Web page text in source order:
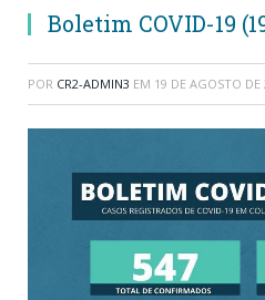
Boletim COVID-19
POR CR2-ADMIN3 EM 19 DE AGOSTO DE